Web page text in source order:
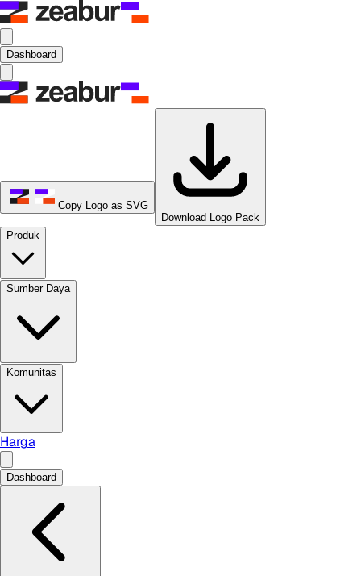
Dashboard
Copy Logo as SVG
Download Logo Pack
Produk
Sumber Daya
Komunitas
Harga
Dashboard